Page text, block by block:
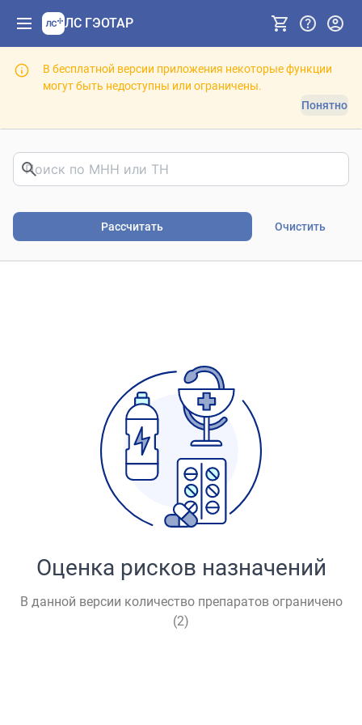
ЛС ГЭОТАР
В бесплатной версии приложения некоторые функции
могут быть недоступны или ограничены.
Понятно
Рассчитать Очистить
Риски фармакотерапии.
Оценка рисков назначений
В данной версии количество препаратов ограничено
(2)